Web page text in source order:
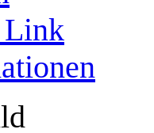
Link